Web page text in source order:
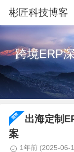
彬匠科技博客
跨境ERP
出海定制
案
1年前 (2025-06-